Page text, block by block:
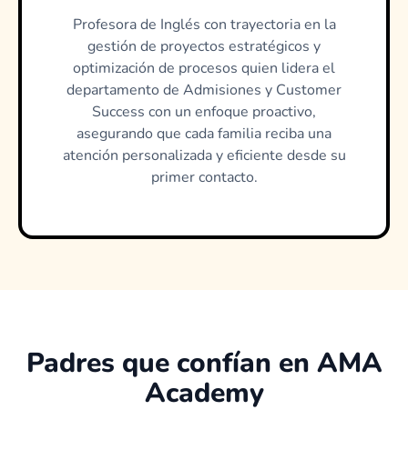
Profesora de Inglés con trayectoria en la
gestión de proyectos estratégicos y
optimización de procesos quien lidera el
departamento de Admisiones y Customer
Success con un enfoque proactivo,
asegurando que cada familia reciba una
atención personalizada y eficiente desde su
primer contacto.
Padres que confían en AMA
Academy